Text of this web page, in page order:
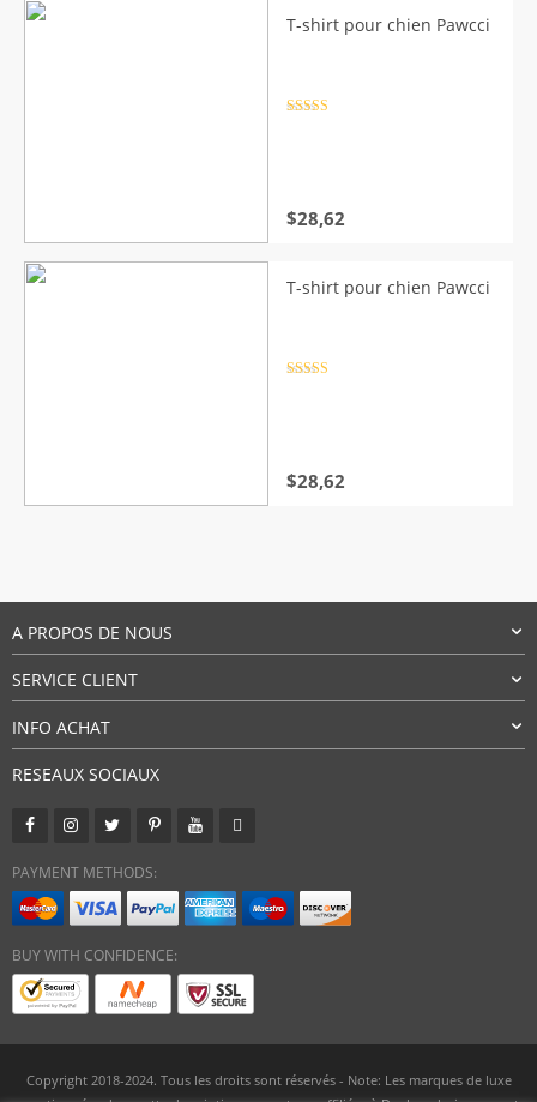
était : est :
T-shirt pour chien Pawcci
$28,62
T-shirt pour chien Pawcci
$28,62
A PROPOS DE NOUS
SERVICE CLIENT
INFO ACHAT
RESEAUX SOCIAUX
PAYMENT METHODS:
BUY WITH CONFIDENCE:
Copyright 2018-2024. Tous les droits sont réservés - Note: Les marques de luxe